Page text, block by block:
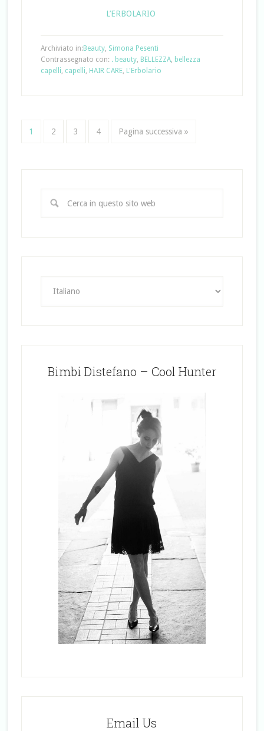
L’ERBOLARIO
Archiviato in: Beauty, Simona Pesenti
Contrassegnato con: . beauty, BELLEZZA, bellezza
capelli, capelli, HAIR CARE, L'Erbolario
1 2 3 4 Pagina successiva »
Bimbi Distefano – Cool Hunter
Email Us